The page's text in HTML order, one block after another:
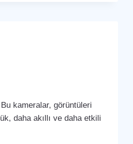
kameralar, görüntüleri
daha akıllı ve daha etkili